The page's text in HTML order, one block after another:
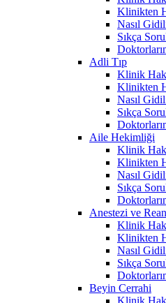
Klinikten
Nasıl
Sıkça
Adli Tıp
Klinik
Klinikten
Nasıl
Sıkça
Aile Hekimliği
Klinik
Klinikten
Nasıl
Sıkça
Anestezi ve
Klinik
Klinikten
Nasıl
Sıkça
Beyin Cerrahi
Klinik